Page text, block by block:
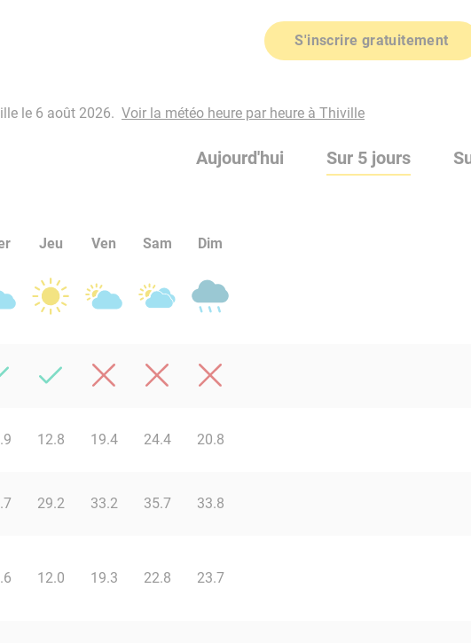
S'inscrire gratuitement
le 6 août 2026. Voir la météo heure par heure à Thiville
Aujourd'hui Sur 5 jours
Jeu Ven Sam Dim
12.8 19.4 24.4 20.8
29.2 33.2 35.7 33.8
12.0 19.3 22.8 23.7